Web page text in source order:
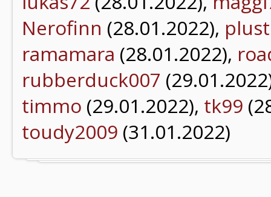
Nerofinn (28.01.2022), plust
ramamara (28.01.2022),
rubberduck007
timmo (29.01.2022), tk99
toudy2009 (31.01.2022)